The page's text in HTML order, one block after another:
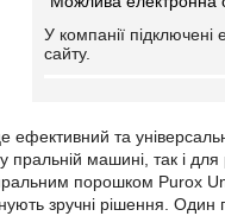
У компанії
сайту.
ефективний та
пральній машині, так і
порошком Purox
зручні рішення.